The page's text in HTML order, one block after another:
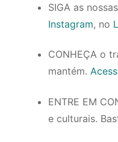
SIGA as
Instagram, no
CONHEÇA o
mantém.
ENTRE EM
e culturais.